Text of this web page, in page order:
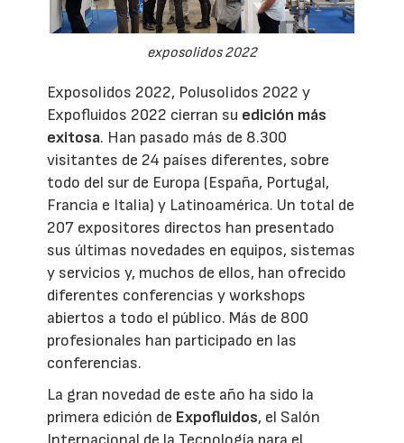
exposolidos 2022
Exposolidos 2022, Polusolidos 2022 y
Expofluidos 2022 cierran su edición más
exitosa. Han pasado más de 8.300
visitantes de 24 países diferentes, sobre
todo del sur de Europa (España, Portugal,
Francia e Italia) y Latinoamérica. Un total de
207 expositores directos han presentado
sus últimas novedades en equipos, sistemas
y servicios y, muchos de ellos, han ofrecido
diferentes conferencias y workshops
abiertos a todo el público. Más de 800
profesionales han participado en las
conferencias.
La gran novedad de este año ha sido la
primera edición de Expofluidos, el Salón